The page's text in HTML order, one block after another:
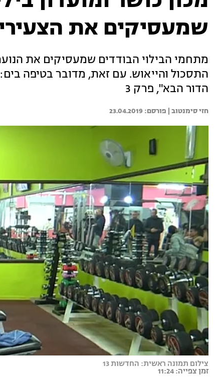
שמעסיקים את
מתחמי הבילוי הבודדים שמעסיקים את
התסכול והייאוש. עם זאת, מדובר בטיפה
הדור הבא", פרק 3
חזי סימנטוב | 23.04.2019
צילום תמונה ראשית: החדשות 13
זמן צפייה: 11:24